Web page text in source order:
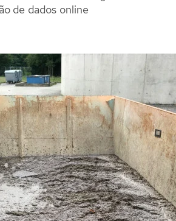
de dados online